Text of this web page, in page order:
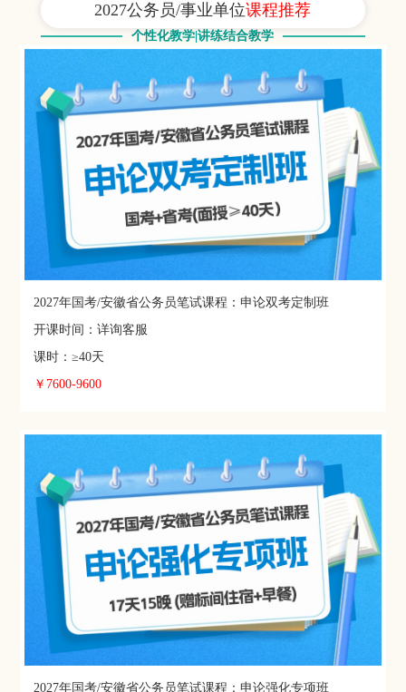
2027公务员/事业单位课程推荐
个性化教学|讲练结合教学
2027年国考/安徽省公务员笔试课程：申论双考定制班
开课时间：详询客服
课时：≥40天
￥7600-9600
2027年国考/安徽省公务员笔试课程：申论强化专项班